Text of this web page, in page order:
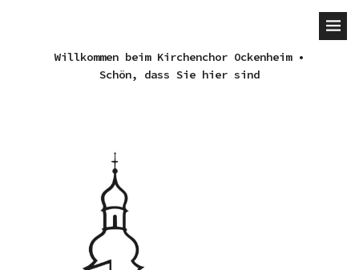
Willkommen beim Kirchenchor Ockenheim •
Schön, dass Sie hier sind